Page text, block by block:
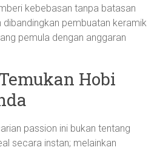
kebebasan tanpa batasan
pembuatan keramik
pemula dengan anggaran
Hobi
passion ini bukan tentang
secara instan; melainkan